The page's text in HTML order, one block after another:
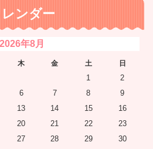
ンダー
2026年8月
木 金 土 日
1
2
6 7 8
9
13 14 15
16
20 21 22
23
27 28 29
30